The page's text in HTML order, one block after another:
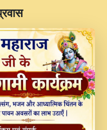
BULAVE by Rasik
At VEER JI
Sajaya Mata
Rani Bhajan By
KALER
SONG 2017